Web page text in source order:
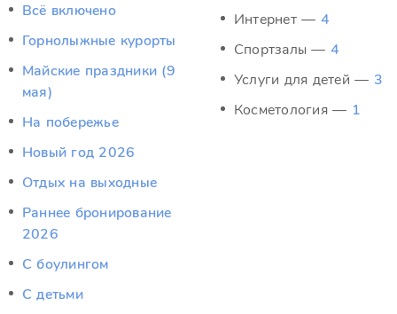
Всё включено
Горнолыжные курорты
Майские праздники (9
мая)
На побережье
Новый год 2026
Отдых на выходные
Раннее бронирование
2026
С боулингом
С детьми
Интернет — 4
Спортзалы — 4
Услуги для детей — 3
Косметология — 1